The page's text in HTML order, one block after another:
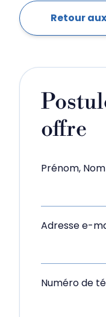
Retour
offre
Prénom, Nom
Adresse e-
Numéro de